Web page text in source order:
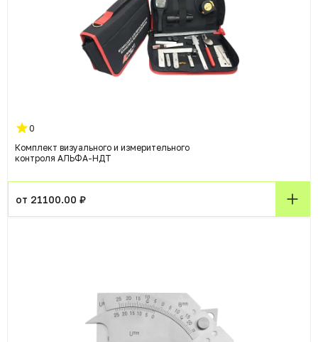
0
Комплект визуального и измерительного
контроля АЛЬФА-НДТ
от 21100.00 ₽